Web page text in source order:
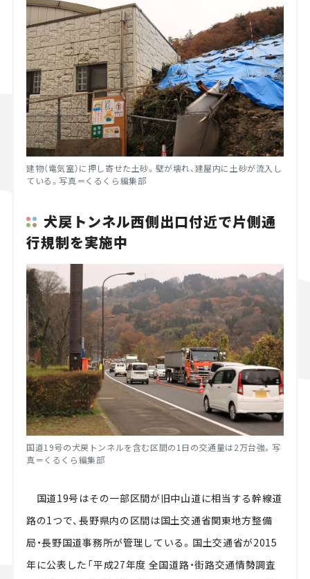
建物（電気室）に押し寄せた土砂。壁が壊れ、建屋内に土砂が流入し
ている。写真＝くるくら編集部
犬戻トンネル西側出口付近で片側通
行規制を実施中
国道19号の犬戻トンネルを含む区間の1日の交通量は2万台強。写
真＝くるくら編集部
国道19号はその一部区間が旧中山道に相当する幹線道
路の1つで、長野県内の区間は国土交通省関東地方整備
局・長野国道事務所が管理している。国土交通省が2015
年に公表した「平成27年度 全国道路・街路交通情勢調査